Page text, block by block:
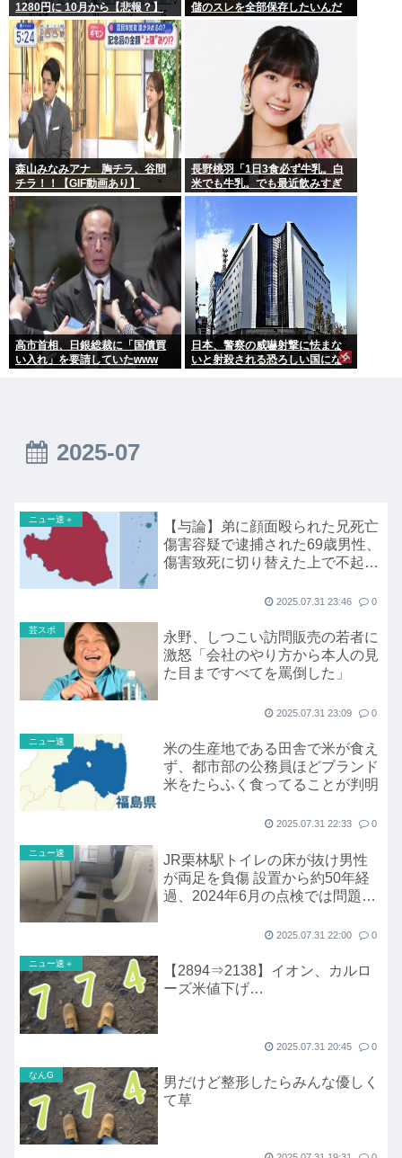
1280円に 10月から【悲報？】
儲のスレを全部保存したいんだ
森山みなみアナ 胸チラ、谷間
チラ！！【GIF動画あり】
長野桃羽「1日3食必ず牛乳。白
米でも牛乳。でも最近飲みすぎ
て心配なことが…」
高市首相、日銀総裁に「国債買
い入れ」を要請していたwww
日本、警察の威嚇射撃に怯まな
いと射殺される恐ろしい国にな
2025-07
ニュー速＋
【与論】弟に顔面殴られた兄死亡
傷害容疑で逮捕された69歳男性、
傷害致死に切り替えた上で不起訴
2025.07.31 23:46 0
芸スポ
永野、しつこい訪問販売の若者に
激怒「会社のやり方から本人の見
た目まですべてを罵倒した」
2025.07.31 23:09 0
ニュー速
米の生産地である田舎で米が食え
ず、都市部の公務員ほどブランド
米をたらふく食ってることが判明
2025.07.31 22:33 0
ニュー速
JR栗林駅トイレの床が抜け男性
が両足を負傷 設置から約50年経
過、2024年6月の点検では問題な
2025.07.31 22:00 0
ニュー速＋
【2894⇒2138】イオン、カルロ
ーズ米値下げ…
2025.07.31 20:45 0
なんG
男だけど整形したらみんな優しく
て草